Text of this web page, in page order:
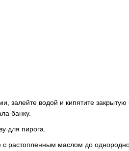
залейте водой и кипятите закрытую
банку.
для пирога.
растопленным маслом до